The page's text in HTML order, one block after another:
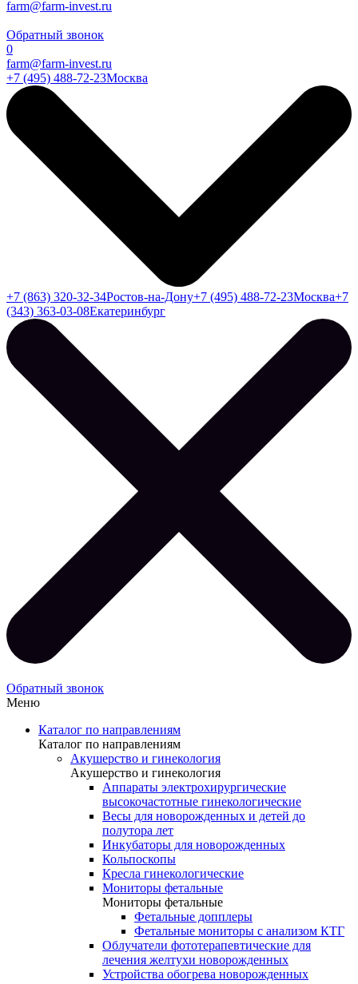
farm@farm-invest.ru
Обратный звонок
0
farm@farm-invest.ru
+7 (495) 488-72-23Москва
+7 (863) 320-32-34Ростов-на-Дону+7 (495) 488-72-23Москва+7
(343) 363-03-08Екатеринбург
Обратный звонок
Меню
Каталог по направлениям
Каталог по направлениям
Акушерство и гинекология
Акушерство и гинекология
Аппараты электрохирургические
высокочастотные гинекологические
Весы для новорожденных и детей до
полутора лет
Инкубаторы для новорожденных
Кольпоскопы
Кресла гинекологические
Мониторы фетальные
Мониторы фетальные
Фетальные допплеры
Фетальные мониторы с анализом КТГ
Облучатели фототерапевтические для
лечения желтухи новорожденных
Устройства обогрева новорожденных